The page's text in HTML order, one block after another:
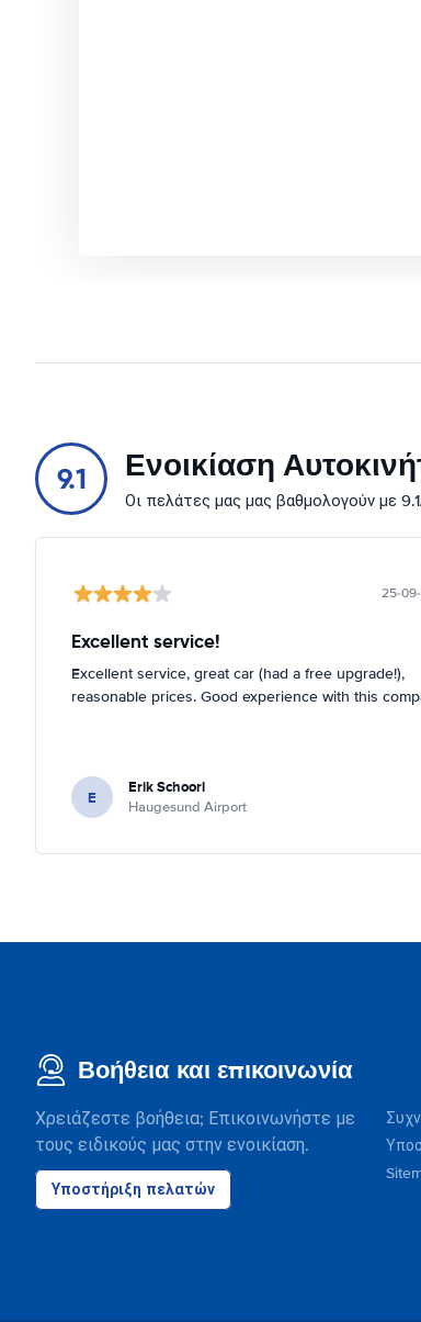
9.1 Ενοικίαση
Οι πελάτες μας μας βαθμολογούν με
25-
Excellent service!
Excellent service, great car (had a free upgrade!),
reasonable prices. Good experience with this
E Erik Schoorl
Haugesund Airport
Βοήθεια και επικοινωνία
Χρειάζεστε βοήθεια; Επικοινωνήστε με
τους ειδικούς μας στην ενοικίαση.
Υποστήριξη πελατών